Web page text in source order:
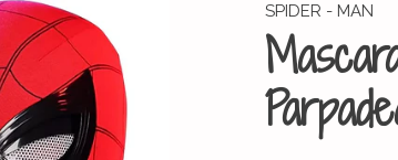
SPIDER - MAN